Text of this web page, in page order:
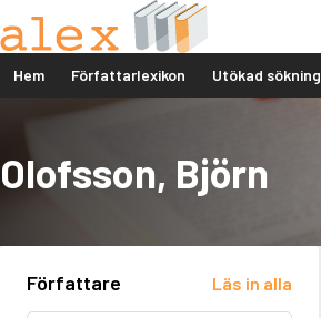
Hem Författarlexikon Utökad sökning
Olofsson, Björn
Författare Läs in alla